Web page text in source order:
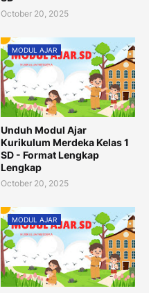
October 20, 2025
MODUL AJAR
Unduh Modul Ajar
Kurikulum Merdeka Kelas 1
SD - Format Lengkap
Lengkap
October 20, 2025
MODUL AJAR